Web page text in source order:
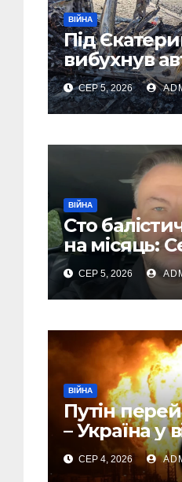
ВІЙНА
Під
вибухнув
голови
виробника
“Упир” –
СЕР 5, 2026
ВІЙНА
Сто
на місяць:
“Флеш”
українців
до гіршого
СЕР 5, 2026
ВІЙНА
Путін
– Україна у
почала
об’єкт на
СЕР 4, 2026